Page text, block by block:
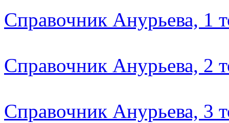
Справочник Анурьева, 1
Справочник Анурьева, 2
Справочник Анурьева, 3